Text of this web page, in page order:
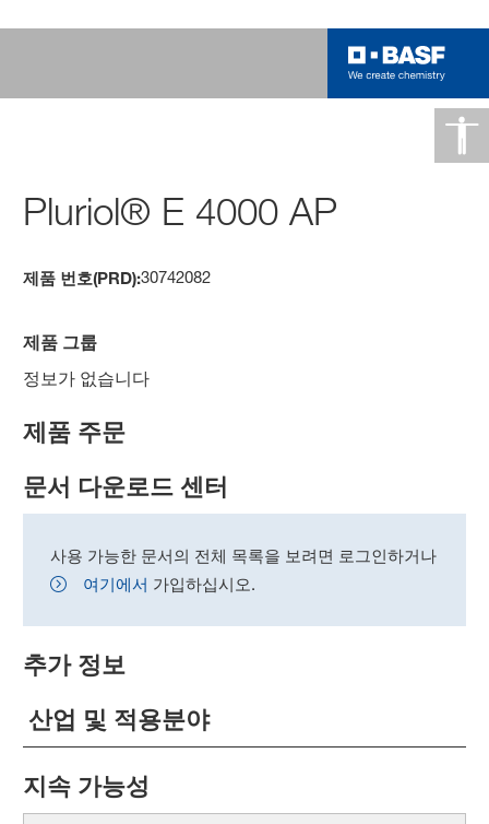
Pluriol® E 4000 AP
제품 번호(PRD):30742082
제품 그룹
정보가 없습니다
제품 주문
문서 다운로드 센터
사용 가능한 문서의 전체 목록을 보려면 로그인하거나
여기에서 가입하십시오.
추가 정보
산업 및 적용분야
지속 가능성